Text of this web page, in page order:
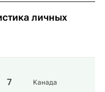
личных
7 Канада